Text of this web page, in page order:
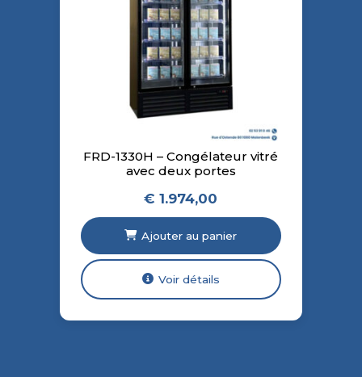
FRD-1330H – Congélateur vitré
avec deux portes
€ 1.974,00
Ajouter au panier
Voir détails